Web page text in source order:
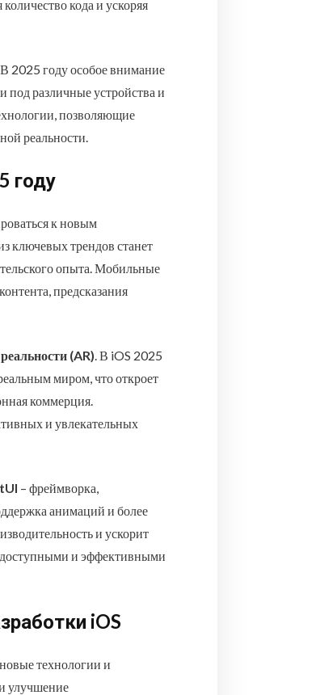
кода и ускоряя
В 2025 году особое внимание
под различные устройства и
позволяющие
реальности.
году
к новым
ключевых трендов станет
опыта. Мобильные
предсказания
(AR). В iOS 2025
миром, что откроет
коммерция.
и увлекательных
– фреймворка,
анимаций и более
и ускорит
доступными и эффективными
iOS
технологии и
улучшение